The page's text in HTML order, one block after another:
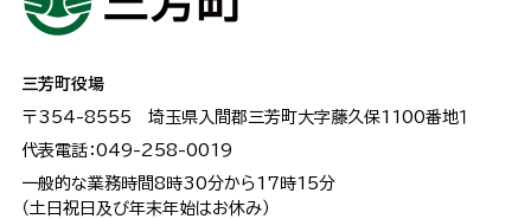
三芳町役場
〒354-8555 埼玉県入間郡三芳町大字藤久保1100番地１
代表電話：049-258-0019
一般的な業務時間8時30分から17時15分
（土日祝日及び年末年始はお休み）